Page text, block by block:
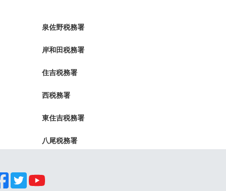
泉佐野税務署
岸和田税務署
住吉税務署
西税務署
東住吉税務署
八尾税務署